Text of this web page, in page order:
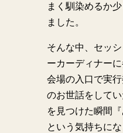
まく馴染めるか
ました。
そんな中、セッ
ーカーディナーに
会場の入口で実
のお世話をして
を見つけた瞬間
という気持ちにな